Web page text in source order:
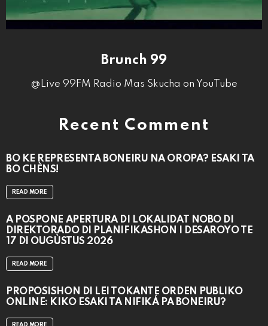
Brunch 99
@Live 99FM Radio Mas Skucha on YouTube
Recent Comment
BO KE REPRESENTÁ BONEIRU NA OROPA? ESAKI TA
BO CHÈNS!
READ MORE
A POSPONÉ APERTURA DI LOKALIDAT NOBO DI
DIREKTORADO DI PLANIFIKASHON I DESAROYO TE
17 DI OUGÙSTUS 2026
READ MORE
PROPOSISHON DI LEI TOKANTE ÒRDEN PÚBLIKO
ONLINE: KIKO ESAKI TA NIFIKÁ PA BONEIRU?